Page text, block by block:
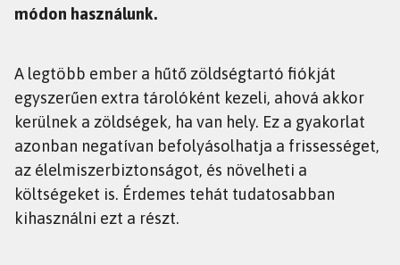
módon használunk.
A legtöbb ember a hűtő zöldségtartó fiókját
egyszerűen extra tárolóként kezeli, ahová akkor
kerülnek a zöldségek, ha van hely. Ez a gyakorlat
azonban negatívan befolyásolhatja a frissességet,
az élelmiszerbiztonságot, és növelheti a
költségeket is. Érdemes tehát tudatosabban
kihasználni ezt a részt.